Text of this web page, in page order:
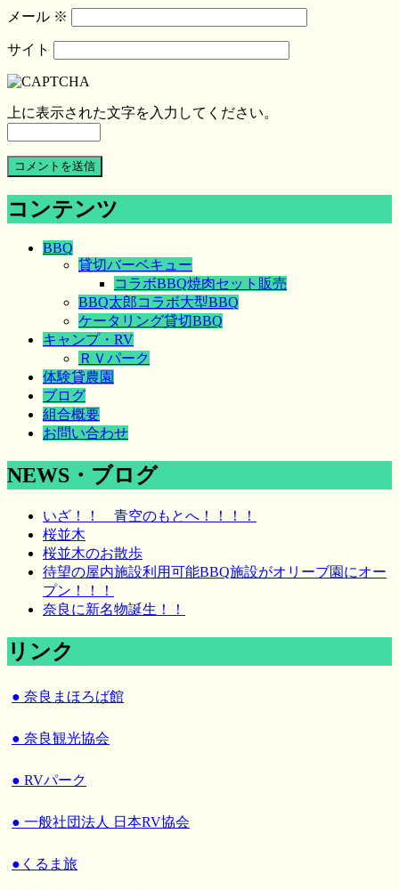
メール ※
サイト
上に表示された文字を入力してください。
コンテンツ
BBQ
貸切バーベキュー
コラボBBQ焼肉セット販売
BBQ太郎コラボ大型BBQ
ケータリング貸切BBQ
キャンプ・RV
ＲＶパーク
体験貸農園
ブログ
組合概要
お問い合わせ
NEWS・ブログ
いざ！！ 青空のもとへ！！！！
桜並木
桜並木のお散歩
待望の屋内施設利用可能BBQ施設がオリーブ園にオー
プン！！！
奈良に新名物誕生！！
リンク
● 奈良まほろば館
● 奈良観光協会
● RVパーク
● 一般社団法人 日本RV協会
●くるま旅